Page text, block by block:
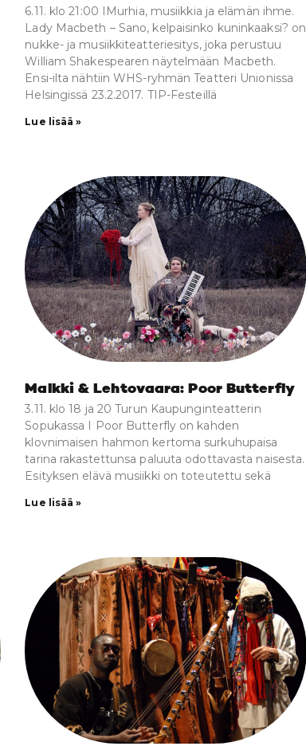
6.11. klo 21:00 IMurhia, musiikkia ja elämän ihme.
Lady Macbeth – Sano, kelpaisinko kuninkaaksi? on
nukke- ja musiikkiteatteriesitys, joka perustuu
William Shakespearen näytelmään Macbeth.
Ensi-ilta nähtiin WHS-ryhmän Teatteri Unionissa
Helsingissä 23.2.2017. TIP-Festeillä
Lue lisää »
Malkki & Lehtovaara: Poor Butterfly
3.11. klo 18 ja 20 Turun Kaupunginteatterin
Sopukassa I Poor Butterfly on kahden
klovnimaisen hahmon kertoma surkuhupaisa
tarina rakastettunsa paluuta odottavasta naisesta.
Esityksen elävä musiikki on toteutettu sekä
Lue lisää »